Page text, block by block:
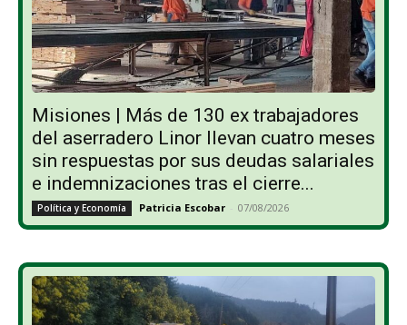
Misiones | Más de 130 ex trabajadores
del aserradero Linor llevan cuatro meses
sin respuestas por sus deudas salariales
e indemnizaciones tras el cierre...
Política y Economía Patricia Escobar - 07/08/2026